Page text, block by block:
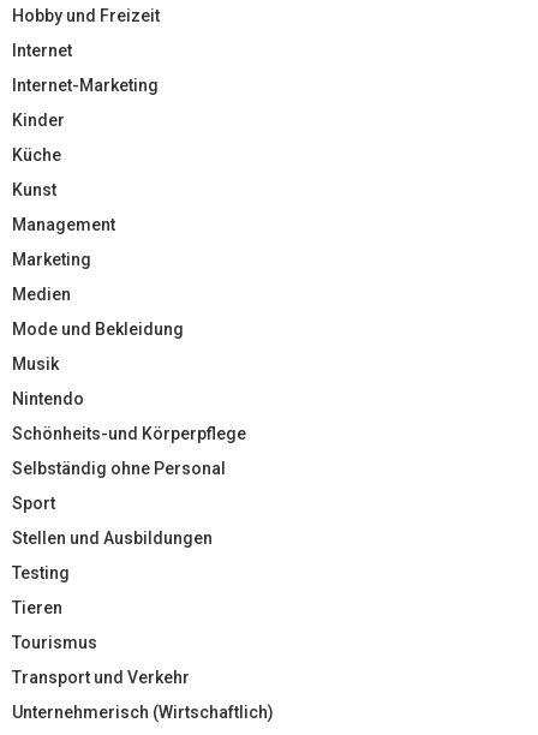
Hobby und Freizeit
Internet
Internet-Marketing
Kinder
Küche
Kunst
Management
Marketing
Medien
Mode und Bekleidung
Musik
Nintendo
Schönheits-und Körperpflege
Selbständig ohne Personal
Sport
Stellen und Ausbildungen
Testing
Tieren
Tourismus
Transport und Verkehr
Unternehmerisch (Wirtschaftlich)